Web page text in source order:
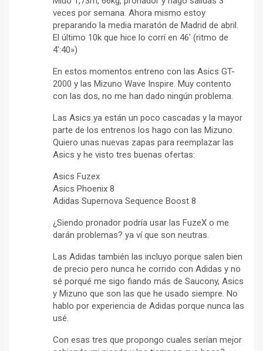
veces por semana. Ahora mismo estoy
preparando la media maratón de Madrid de abril.
El último 10k que hice lo corrí en 46′ (ritmo de
4′:40»)
En estos momentos entreno con las Asics GT-
2000 y las Mizuno Wave Inspire. Muy contento
con las dos, no me han dado ningún problema.
Las Asics ya están un poco cascadas y la mayor
parte de los entrenos los hago con las Mizuno.
Quiero unas nuevas zapas para reemplazar las
Asics y he visto tres buenas ofertas:
Asics Fuzex
Asics Phoenix 8
Adidas Supernova Sequence Boost 8
¿Siendo pronador podría usar las FuzeX o me
darán problemas? ya ví que son neutras.
Las Adidas también las incluyo porque salen bien
de precio pero nunca he corrido con Adidas y no
sé porqué me sigo fiando más de Saucony, Asics
y Mizuno que son las que he usado siempre. No
hablo por experiencia de Adidas porque nunca las
usé.
Con esas tres que propongo cuales serían mejor